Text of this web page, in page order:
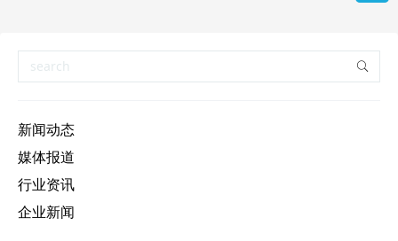
新闻动态
媒体报道
行业资讯
企业新闻